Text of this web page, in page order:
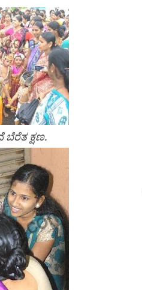
ಬೆರೆತ ಕ್ಷಣ.